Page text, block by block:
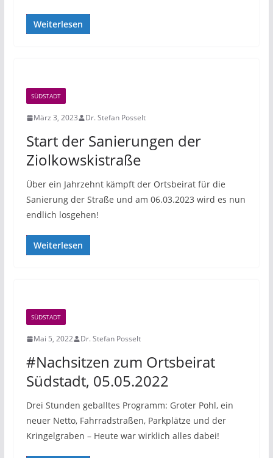
Weiterlesen
SÜDSTADT
März 3, 2023 Dr. Stefan Posselt
Start der Sanierungen der
Ziolkowskistraße
Über ein Jahrzehnt kämpft der Ortsbeirat für die
Sanierung der Straße und am 06.03.2023 wird es nun
endlich losgehen!
Weiterlesen
SÜDSTADT
Mai 5, 2022 Dr. Stefan Posselt
#Nachsitzen zum Ortsbeirat
Südstadt, 05.05.2022
Drei Stunden geballtes Programm: Groter Pohl, ein
neuer Netto, Fahrradstraßen, Parkplätze und der
Kringelgraben – Heute war wirklich alles dabei!